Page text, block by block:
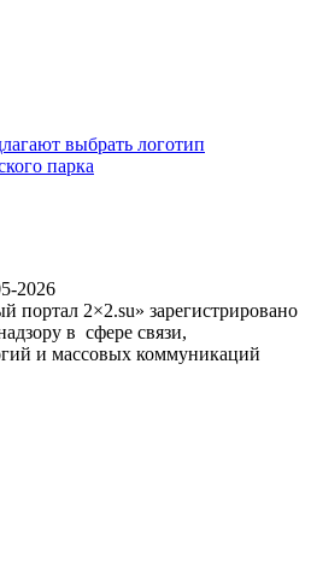
выбрать логотип
парка
2026
портал 2×2.su» зарегистрировано
в сфере связи,
и массовых коммуникаций